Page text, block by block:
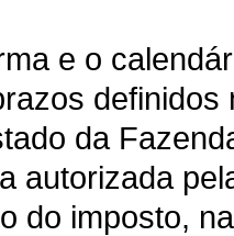
e o
da
autorizada
do imposto,